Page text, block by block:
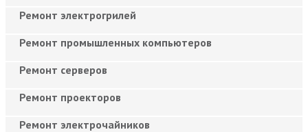
Ремонт электрогрилей
Ремонт промышленных компьютеров
Ремонт серверов
Ремонт проекторов
Ремонт электрочайников